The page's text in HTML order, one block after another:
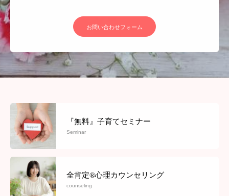
お問い合わせフォーム
『無料』子育てセミナー
Seminar
全肯定®心理カウンセリング
counseling